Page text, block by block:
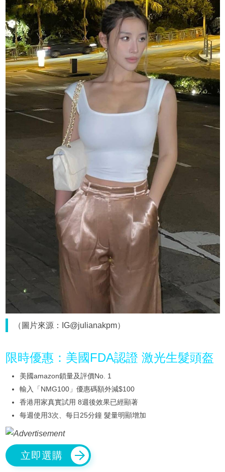
（圖片來源：IG@julianakpm）
限時優惠：美國FDA認證 激光生髮頭盔
美國amazon鎖量及評價No. 1
輸入「NMG100」優惠碼額外減$100
香港用家真實試用 8週後效果已經顯著
每週使用3次、每日25分鐘 髮量明顯增加
立即選購